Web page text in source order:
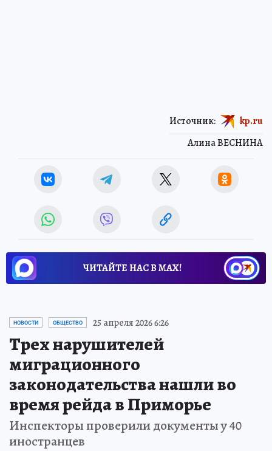
Алина ВЕСНИНА
Источник: kp.ru
ЧИТАЙТЕ НАС В МАХ!
НОВОСТИ ОБЩЕСТВО 25 апреля 2026 6:26
Трех нарушителей
миграционного
законодательства нашли во
время рейда в Приморье
Инспекторы проверили документы у 40
иностранцев